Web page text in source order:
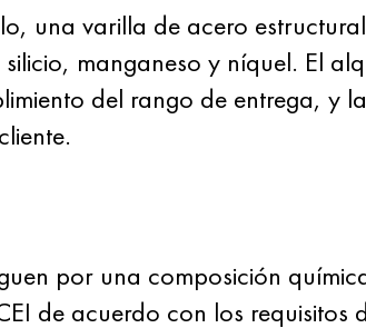
una varilla de acero
manganeso y níquel. El
del rango de entrega, y
por una composición
de acuerdo con los